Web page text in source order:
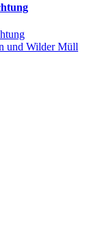
und Wilder Müll